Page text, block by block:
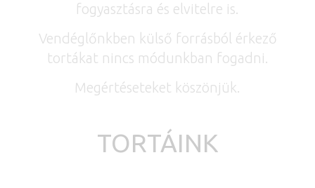
fogyasztásra és elvitelre is.
Vendéglőnkben külső forrásból érkező
tortákat nincs módunkban fogadni.
Megértéseteket köszönjük.
TORTÁINK